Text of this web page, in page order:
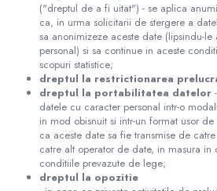
Holter TA
Dispozitive uz veterinar
("dreptul de a fi uitat") - se aplica
ca, in urma solicitarii de stergere a
sa anonimizeze aceste date (lipsindu-
personal) si sa continue in aceste
scopuri statistice;
dreptul la restrictionarea
dreptul la portabilitatea datelor
datele cu caracter personal intr-o
in mod obisnuit si intr-un format usor
ca aceste date sa fie transmise de catre
catre alt operator de date, in masura in
conditiile prevazute de lege;
dreptul la opozitie